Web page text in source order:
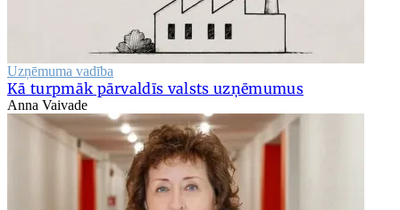
Uzņēmuma vadība
Kā turpmāk pārvaldīs valsts uzņēmumus
Anna Vaivade